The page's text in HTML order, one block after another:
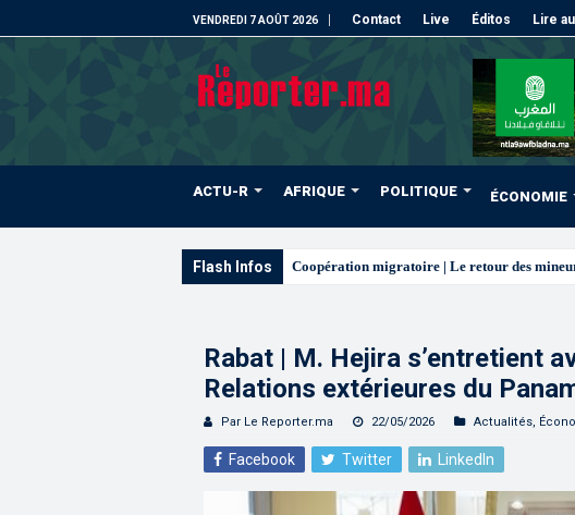
VENDREDI 7 AOÛT 2026 Contact Live Éditos Lire
ACTU-R AFRIQUE POLITIQUE ÉCONOMIE
Flash Infos L’ONMT renforce l’attractivi
Rabat | M. Hejira s’entretient
Relations extérieures du
Par Le Reporter.ma 22/05/2026 Actualités,
Facebook Twitter LinkedIn